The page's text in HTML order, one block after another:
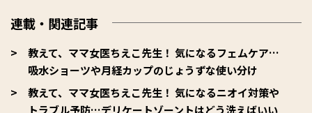
連載・関連記事
教えて、ママ女医ちえこ先生！ 気になるフェムケア…
吸水ショーツや月経カップのじょうずな使い分け
教えて、ママ女医ちえこ先生！ 気になるニオイ対策や